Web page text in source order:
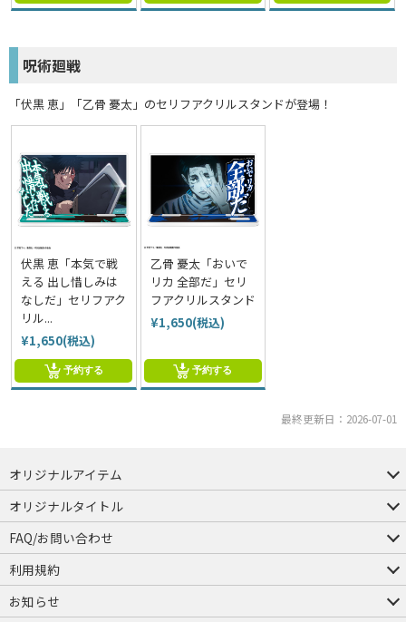
呪術廻戦
「伏黒 恵」「乙骨 憂太」のセリフアクリルスタンドが登場！
伏黒 恵「本気で戦
える 出し惜しみは
なしだ」セリフアク
リル...
¥1,650(税込)
予約する
乙骨 憂太「おいで
リカ 全部だ」セリ
フアクリルスタンド
¥1,650(税込)
予約する
最終更新日：2026-07-01
オリジナルアイテム
つままれ
つかまれ
ピョコッテ
オリジナルタイトル
アイテムヤ
ミスカトニック大學購買部
FAQ/お問い合わせ
FAQ
お問い合わせ
利用規約
会員規約・ポイント規約
特定商取引法に関する表示
プライバシーポリシー
お知らせ